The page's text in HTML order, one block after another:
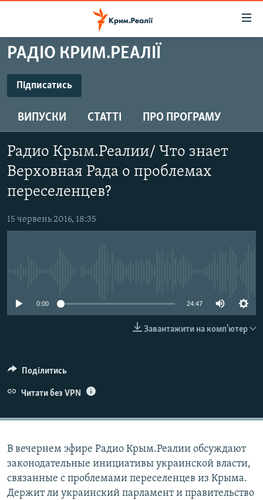
Перейти
до
основного
матеріалу
основної
навігації
Перейти
до
пошуку
НОВИНИ
ВОДА.КРИМ
БЛОГИ
ПОГЛЯД
ІНТЕРВ'Ю
СПЕЦПРОЕКТИ
УКРАЇНСЬКА ПРОБЛЕМА КРИМУ
Qırımtatar
Усі сайти RFE/RL
РАДІО КРИМ.РЕАЛІЇ
Підписатись
Підписатись
ВИПУСКИ СТАТТІ ПРО ПРОГРАМУ
Радио Крым.Реалии/ Что знает
Верховная Рада о проблемах
переселенцев?
15 червень 2016, 18:35
0:00 24:47
Завантажити на комп'ютер
Поділитись
Читати без VPN
В вечернем эфире Радио Крым.Реалии обсуждают
законодательные инициативы украинской власти,
связанные с проблемами переселенцев из Крыма.
Держит ли украинский парламент и правительство